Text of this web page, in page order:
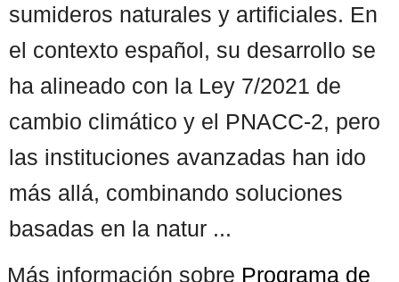
sumideros naturales y artificiales. En
el contexto español, su desarrollo se
ha alineado con la Ley 7/2021 de
cambio climático y el PNACC-2, pero
las instituciones avanzadas han ido
más allá, combinando soluciones
basadas en la natur ...
Más información sobre Programa de